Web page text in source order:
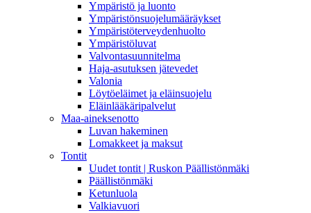
Ympäristö ja luonto
Ympäristönsuojelumääräykset
Ympäristöterveydenhuolto
Ympäristöluvat
Valvontasuunnitelma
Haja-asutuksen jätevedet
Valonia
Löytöeläimet ja eläinsuojelu
Eläinlääkäripalvelut
Maa-aineksenotto
Luvan hakeminen
Lomakkeet ja maksut
Tontit
Uudet tontit | Ruskon Päällistönmäki
Päällistönmäki
Ketunluola
Valkiavuori